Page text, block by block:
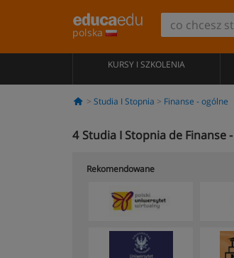
polska
KURSY I SZKOLENIA
Studia I Stopnia Finanse - ogólne
4 Studia I Stopnia de Finanse
Rekomendowane